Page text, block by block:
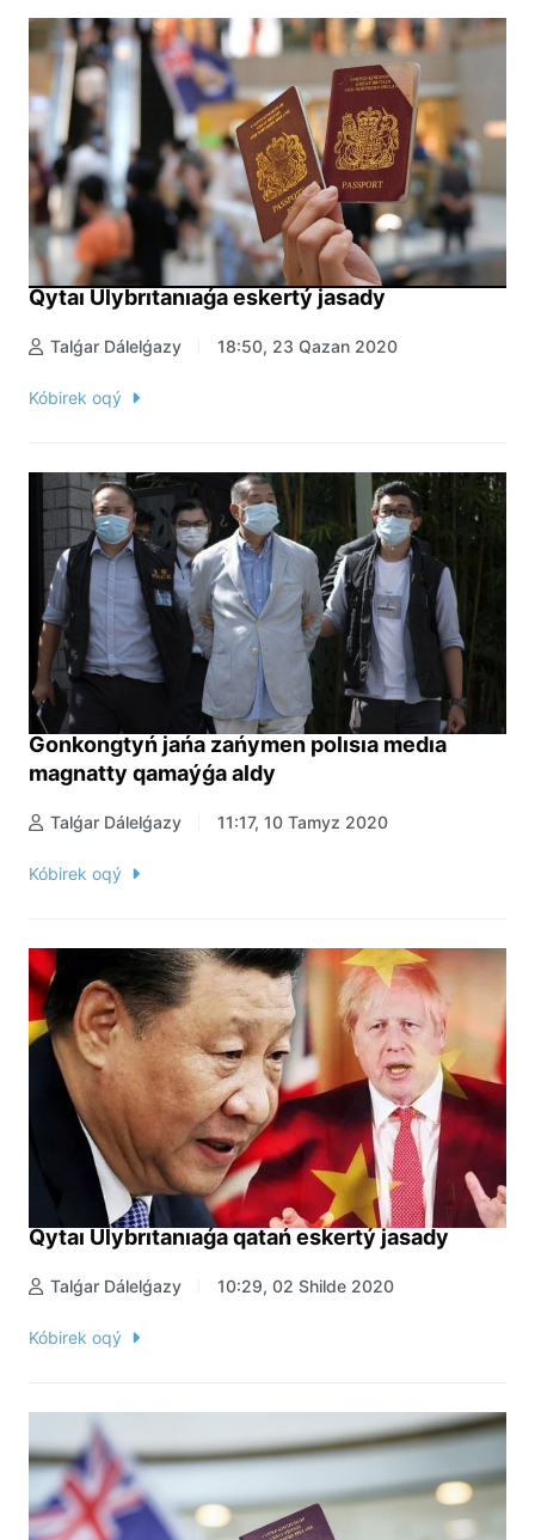
Qytaı Ulybrıtanıaǵa eskertý jasady
Talǵar Dálelǵazy 18:50, 23 Qazan 2020
Kóbirek oqý
Gonkongtyń jańa zańymen polısıa medıa
magnatty qamaýǵa aldy
Talǵar Dálelǵazy 11:17, 10 Tamyz 2020
Kóbirek oqý
Qytaı Ulybrıtanıaǵa qatań eskertý jasady
Talǵar Dálelǵazy 10:29, 02 Shilde 2020
Kóbirek oqý